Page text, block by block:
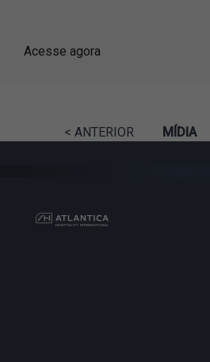
Acesse agora
< ANTERIOR MÍDIA